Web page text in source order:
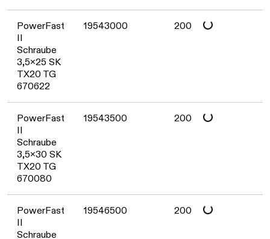
PowerFast
II
Schraube
3,5x25 SK
TX20 TG
670622
19543000 200
Daten werden geladen. Bitte warten...
PowerFast
II
Schraube
3,5x30 SK
TX20 TG
670080
19543500 200
Daten werden geladen. Bitte warten...
PowerFast
II
Schraube
19546500 200